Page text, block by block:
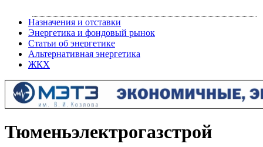
Назначения и отставки
Энергетика и фондовый рынок
Статьи об энергетике
Альтернативная энергетика
ЖКХ
Тюменьэлектрогазстрой